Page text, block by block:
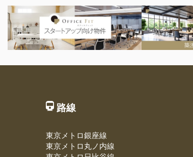
路線
東京メトロ銀座線
東京メトロ丸ノ内線